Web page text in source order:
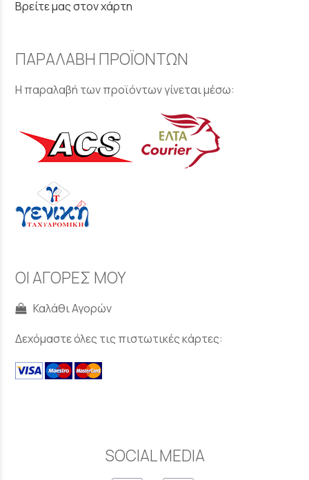
Βρείτε μας στον χάρτη
ΠΑΡΑΛΑΒΗ ΠΡΟΪΟΝΤΩΝ
Η παραλαβή των προϊόντων γίνεται μέσω:
ΟΙ ΑΓΟΡΕΣ ΜΟΥ
Καλάθι Αγορών
Δεχόμαστε όλες τις πιστωτικές κάρτες:
SOCIAL MEDIA